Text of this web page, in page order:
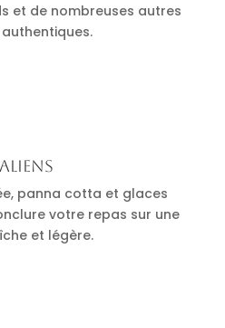
et de nombreuses autres
panna cotta et glaces
votre repas sur une
et légère.